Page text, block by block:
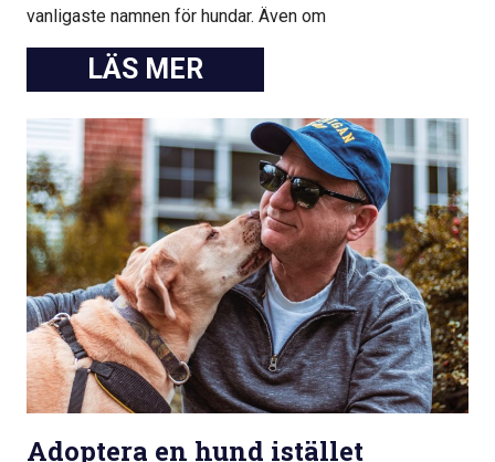
vanligaste namnen för hundar. Även om
Adoptera en hund istället